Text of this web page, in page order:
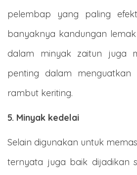
pelembap yang paling
banyaknya kandungan
dalam minyak zaitun juga
penting dalam menguatkan
rambut keriting.
5. Minyak kedelai
Selain digunakan untuk
ternyata juga baik dijadikan